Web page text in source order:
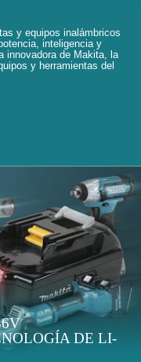
y equipos inalámbricos
inteligencia y
innovadora de Makita, la
y herramientas del
DE LI-